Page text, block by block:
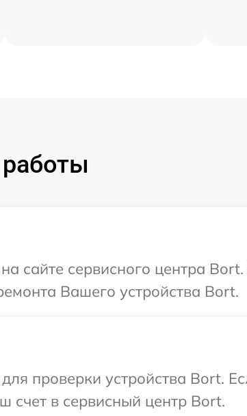
сайте сервисного центра
Вашего устройства Bort.
проверки устройства Bort.
счет в сервисный центр Bort.